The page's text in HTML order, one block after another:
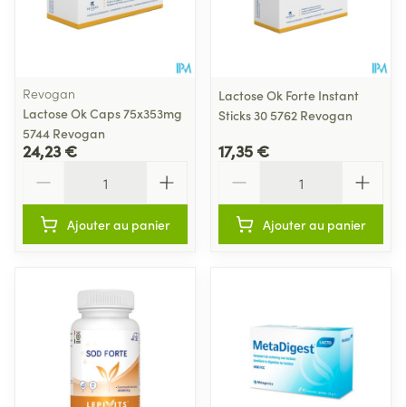
Revogan
Lactose Ok Caps 75x353mg
5744 Revogan
24,23 €
Ajouter au panier
Lactose Ok Forte Instant
Sticks 30 5762 Revogan
17,35 €
Ajouter au panier